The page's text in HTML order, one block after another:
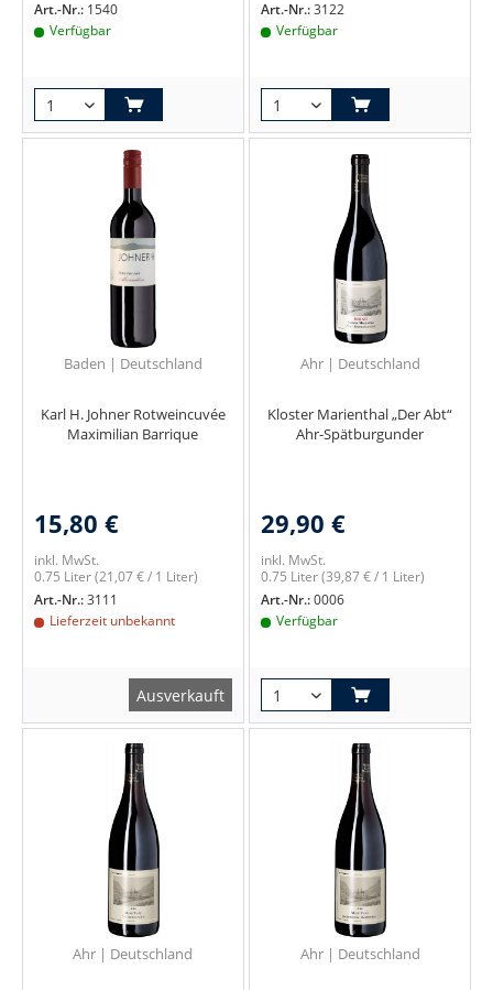
Art.-Nr.: 1540
Verfügbar
Art.-Nr.:3122
Verfügbar
Baden | Deutschland
Karl H. Johner Rotweincuvée
Maximilian Barrique
15,80 €
inkl. MwSt.
0.75 Liter(21,07 € / 1 Liter)
Art.-Nr.:3111
Lieferzeit unbekannt
Ausverkauft
Ahr | Deutschland
Kloster Marienthal „Der Abt“
Ahr-Spätburgunder
29,90 €
inkl. MwSt.
0.75 Liter(39,87 € / 1 Liter)
Art.-Nr.:0006
Verfügbar
Ahr | Deutschland Ahr | Deutschland